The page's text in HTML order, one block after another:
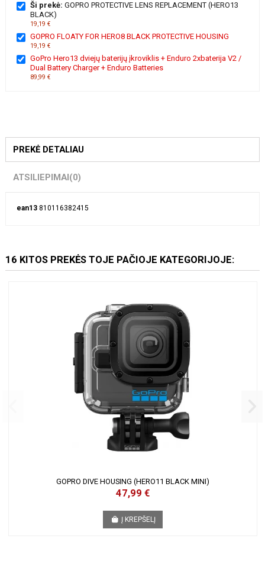
Ši prekė: GOPRO PROTECTIVE LENS REPLACEMENT (HERO13
BLACK)
19,19 €
GOPRO FLOATY FOR HERO8 BLACK PROTECTIVE HOUSING
19,19 €
GoPro Hero13 dviejų baterijų įkroviklis + Enduro 2xbaterija V2 /
Dual Battery Charger + Enduro Batteries
89,99 €
PREKĖ DETALIAU
ATSILIEPIMAI (0)
ean13 810116382415
16 KITOS PREKĖS TOJE PAČIOJE KATEGORIJOJE:
GOPRO DIVE HOUSING (HERO11 BLACK MINI)
47,99 €
Į KREPŠELĮ